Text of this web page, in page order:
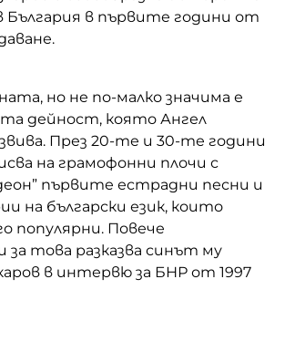
в първите години от
но не по-малко значима е
дейност, която Ангел
През 20-те и 30-те години
на грамофонни плочи с
първите естрадни песни и
на български език, които
популярни. Повече
за това разказва синът му
в интервю за БНР от 1997